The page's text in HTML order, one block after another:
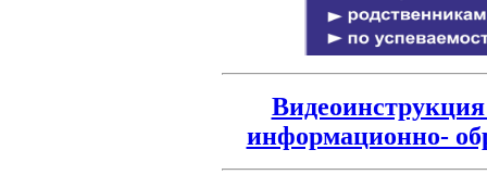
информационно-